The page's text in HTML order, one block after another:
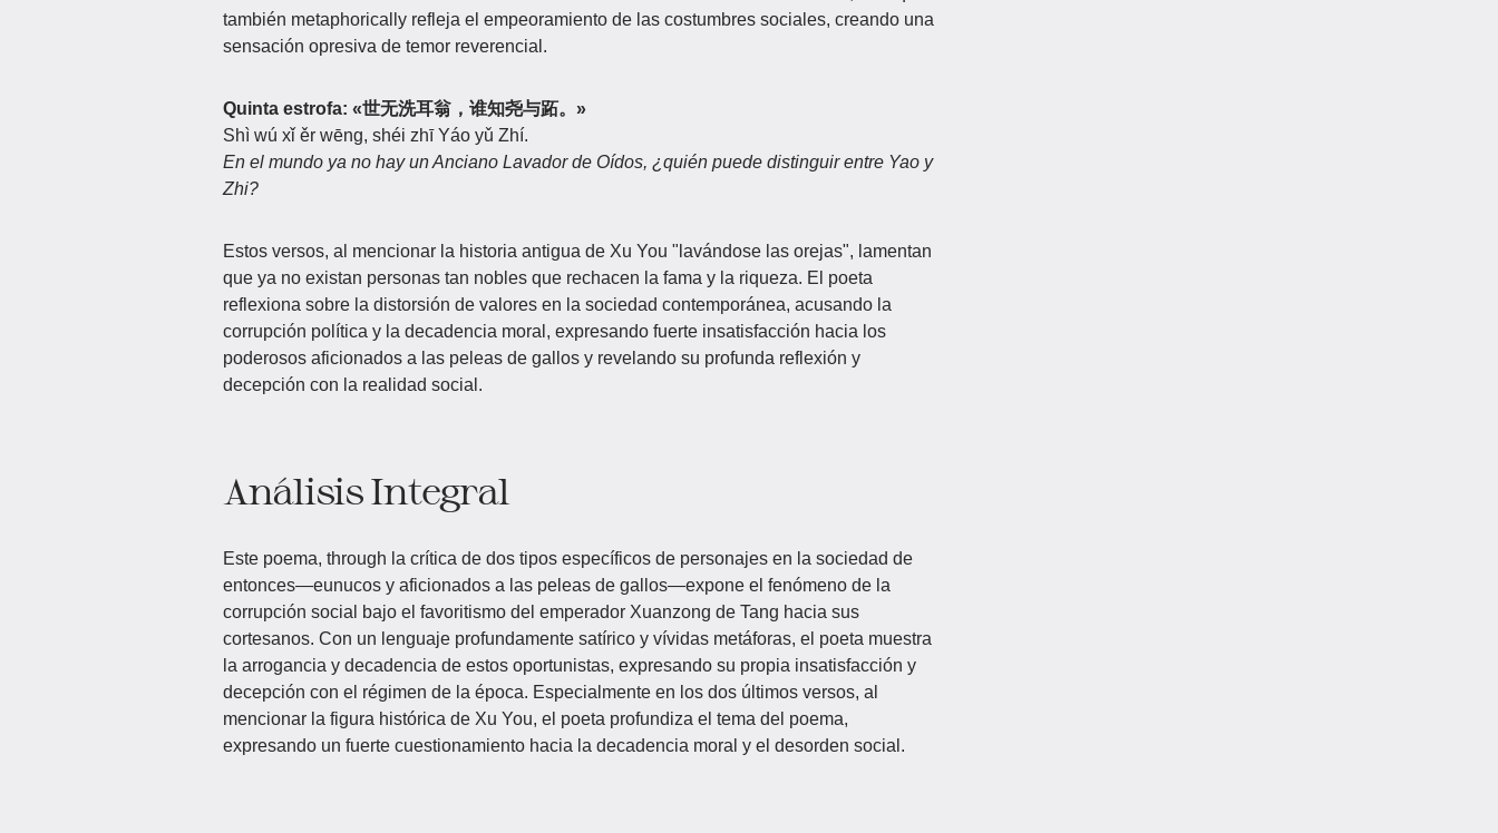
también metaphorically refleja el empeoramiento de las costumbres sociales, creando una
sensación opresiva de temor reverencial.
Quinta estrofa: «世无洗耳翁，谁知尧与跖。»
Shì wú xǐ ěr wēng, shéi zhī Yáo yǔ Zhí.
En el mundo ya no hay un Anciano Lavador de Oídos, ¿quién puede distinguir entre Yao y
Zhi?
Estos versos, al mencionar la historia antigua de Xu You "lavándose las orejas", lamentan
que ya no existan personas tan nobles que rechacen la fama y la riqueza. El poeta
reflexiona sobre la distorsión de valores en la sociedad contemporánea, acusando la
corrupción política y la decadencia moral, expresando fuerte insatisfacción hacia los
poderosos aficionados a las peleas de gallos y revelando su profunda reflexión y
decepción con la realidad social.
Análisis Integral
Este poema, through la crítica de dos tipos específicos de personajes en la sociedad de
entonces—eunucos y aficionados a las peleas de gallos—expone el fenómeno de la
corrupción social bajo el favoritismo del emperador Xuanzong de Tang hacia sus
cortesanos. Con un lenguaje profundamente satírico y vívidas metáforas, el poeta muestra
la arrogancia y decadencia de estos oportunistas, expresando su propia insatisfacción y
decepción con el régimen de la época. Especialmente en los dos últimos versos, al
mencionar la figura histórica de Xu You, el poeta profundiza el tema del poema,
expresando un fuerte cuestionamiento hacia la decadencia moral y el desorden social.